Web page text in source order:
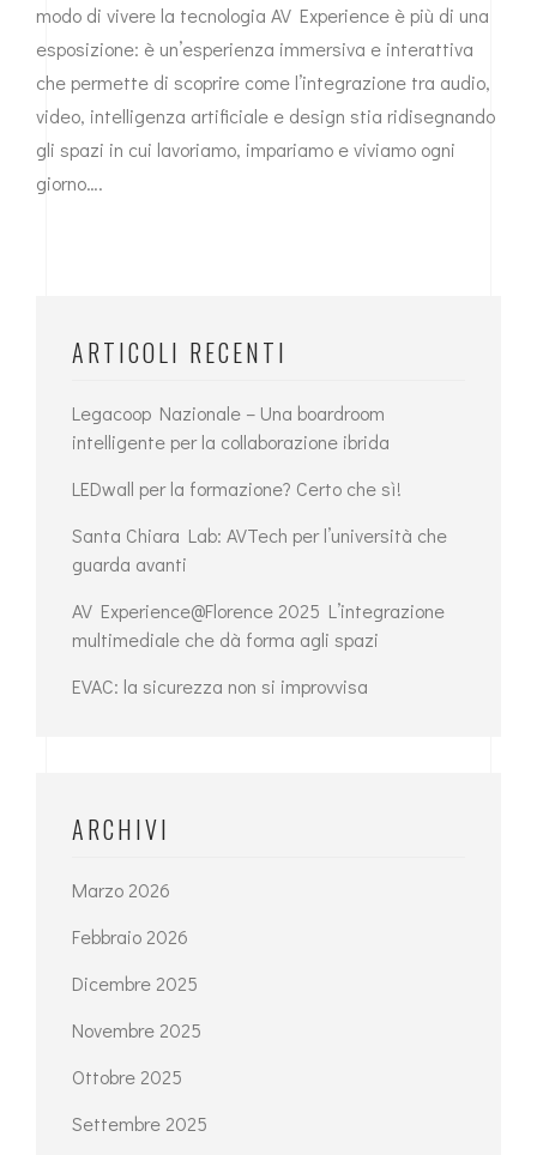
modo di vivere la tecnologia AV Experience è più di una
esposizione: è un’esperienza immersiva e interattiva
che permette di scoprire come l’integrazione tra audio,
video, intelligenza artificiale e design stia ridisegnando
gli spazi in cui lavoriamo, impariamo e viviamo ogni
giorno….
ARTICOLI RECENTI
Legacoop Nazionale – Una boardroom
intelligente per la collaborazione ibrida
LEDwall per la formazione? Certo che sì!
Santa Chiara Lab: AVTech per l’università che
guarda avanti
AV Experience@Florence 2025 L’integrazione
multimediale che dà forma agli spazi
EVAC: la sicurezza non si improvvisa
ARCHIVI
Marzo 2026
Febbraio 2026
Dicembre 2025
Novembre 2025
Ottobre 2025
Settembre 2025